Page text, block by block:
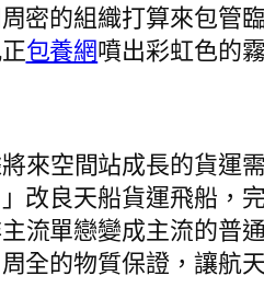
密的組織打算來包管
包養網噴出彩虹色的
來空間站成長的貨運
改良天船貨運飛船，
流單戀變成主流的普
全的物質保證，讓航